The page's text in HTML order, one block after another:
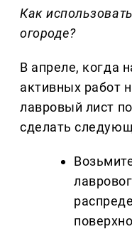
Как
огороде?
В апреле, когда
активных работ
лавровый лист
сделать